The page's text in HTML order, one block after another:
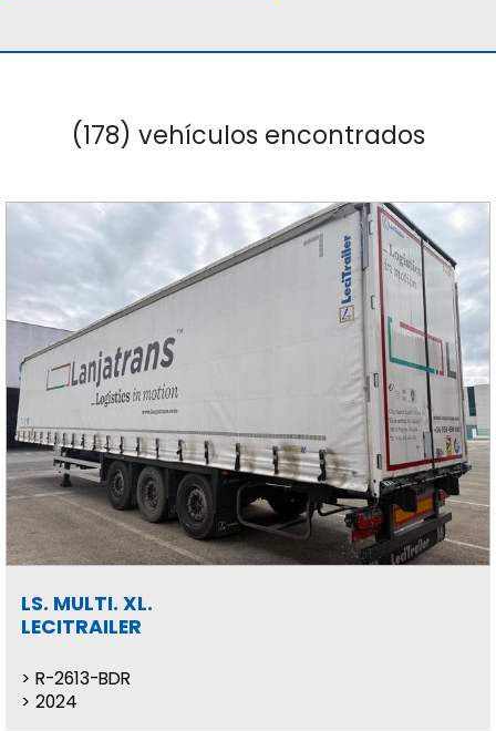
(178) vehículos encontrados
LS. MULTI. XL.
LECITRAILER
R-2613-BDR
2024